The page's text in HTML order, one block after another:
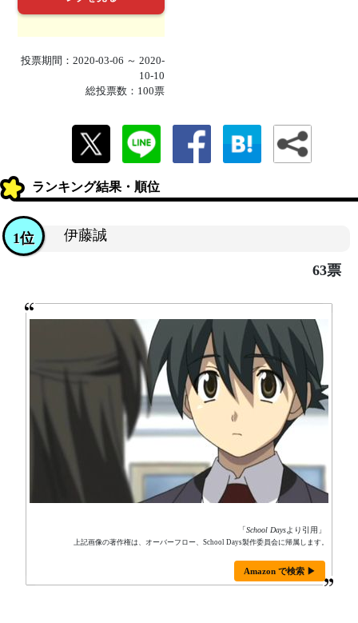
投票期間：2020-03-06 ～ 2020-
10-10
総投票数：100票
ランキング結果・順位
伊藤誠
1位
63票
「School Daysより引用」
上記画像の著作権は、オーバーフロー、School Days製作委員会に帰属します。
Amazon で検索 ▶